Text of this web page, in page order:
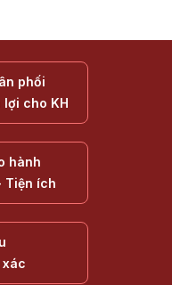
Series
phù hợp
Series
Series
của VSP, được
phối
lợi cho KH
hành
Tiện ích
xác